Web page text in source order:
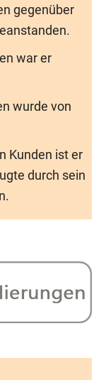
gegenüber
war er
wurde von
Kunden ist er
durch sein